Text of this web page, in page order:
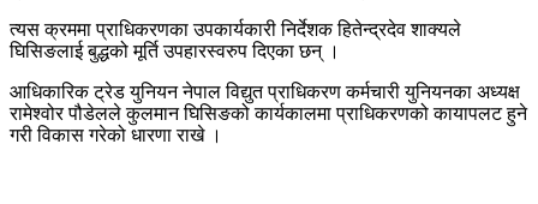
त्यस क्रममा प्राधिकरणका उपकार्यकारी निर्देशक हितेन्द्रदेव शाक्यले
घिसिङलाई बुद्धको मूर्ति उपहारस्वरुप दिएका छन् ।
आधिकारिक ट्रेड युनियन नेपाल विद्युत प्राधिकरण कर्मचारी युनियनका अध्यक्ष
रामेश्वोर पौडेलले कुलमान घिसिङको कार्यकालमा प्राधिकरणको कायापलट हुने
गरी विकास गरेको धारणा राखे ।